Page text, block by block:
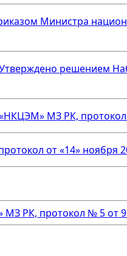
Министра
решением
МЗ РК, протокол
от «14» ноября
РК, протокол № 5 от 9